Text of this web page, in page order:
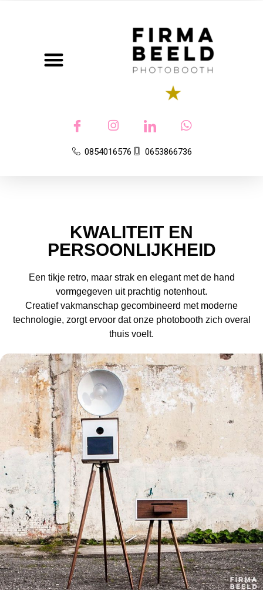
0854016576 0653866736
KWALITEIT EN
PERSOONLIJKHEID
Een tikje retro, maar strak en elegant met de hand
vormgegeven uit prachtig notenhout.
Creatief vakmanschap gecombineerd met moderne
technologie, zorgt ervoor dat onze photobooth zich overal
thuis voelt.